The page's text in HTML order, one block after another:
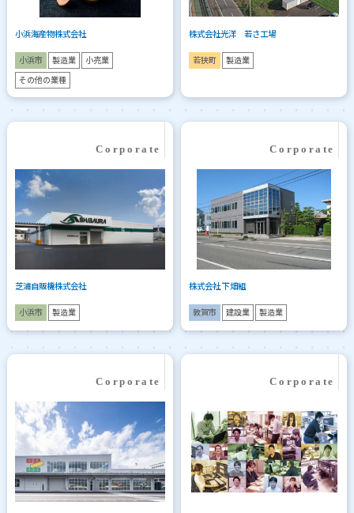
小浜海産物株式会社
小浜市 製造業 小売業
その他の業種
株式会社光洋 若さ工場
若狭町 製造業
芝浦自販機株式会社
小浜市 製造業
株式会社 下畑組
敦賀市 建設業 製造業